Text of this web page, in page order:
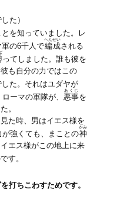
た）
を知っていました。レ
の6千人で編成
へんせい
される
ってしました。誰も彼を
も自分の力ではこの
た。それはユダヤが
ーマの軍隊が、 悪事
あくじ
を
。
た時、男はイエス様を
が強くても、まことの神
かみ
エス様がこの地上に来
す。
打ちこわすためです。